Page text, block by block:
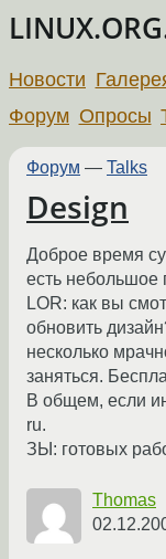
Новости
Форум Опросы
Форум — Talks
Design
Доброе время
есть небольшое
LOR: как вы
обновить
несколько
заняться.
В общем, если
ru.
ЗЫ: готовых
Thomas